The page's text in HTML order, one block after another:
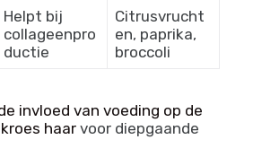
Helpt bij
collageenpro
ductie
Citrusvrucht
en, paprika,
broccoli
invloed van voeding op de
haarvoor diepgaande